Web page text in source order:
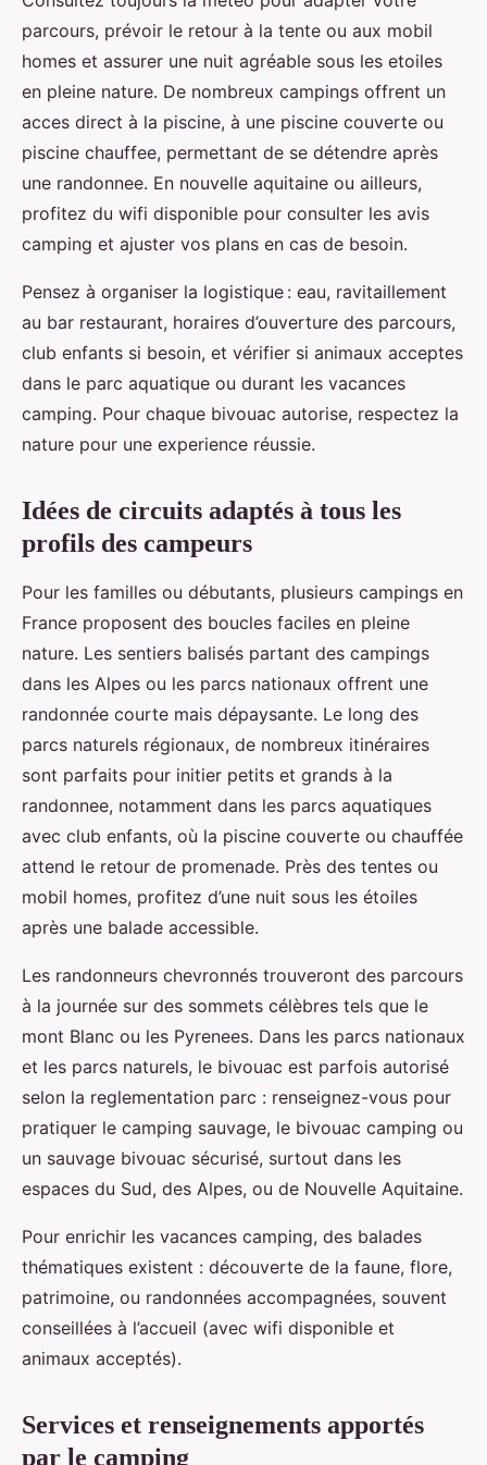
parcours, prévoir le retour à la tente ou aux mobil
homes et assurer une nuit agréable sous les etoiles
en pleine nature. De nombreux campings offrent un
acces direct à la piscine, à une piscine couverte ou
piscine chauffee, permettant de se détendre après
une randonnee. En nouvelle aquitaine ou ailleurs,
profitez du wifi disponible pour consulter les avis
camping et ajuster vos plans en cas de besoin.
Pensez à organiser la logistique : eau, ravitaillement
au bar restaurant, horaires d’ouverture des parcours,
club enfants si besoin, et vérifier si animaux acceptes
dans le parc aquatique ou durant les vacances
camping. Pour chaque bivouac autorise, respectez la
nature pour une experience réussie.
Idées de circuits adaptés à tous les
profils des campeurs
Pour les familles ou débutants, plusieurs campings en
France proposent des boucles faciles en pleine
nature. Les sentiers balisés partant des campings
dans les Alpes ou les parcs nationaux offrent une
randonnée courte mais dépaysante. Le long des
parcs naturels régionaux, de nombreux itinéraires
sont parfaits pour initier petits et grands à la
randonnee, notamment dans les parcs aquatiques
avec club enfants, où la piscine couverte ou chauffée
attend le retour de promenade. Près des tentes ou
mobil homes, profitez d’une nuit sous les étoiles
après une balade accessible.
Les randonneurs chevronnés trouveront des parcours
à la journée sur des sommets célèbres tels que le
mont Blanc ou les Pyrenees. Dans les parcs nationaux
et les parcs naturels, le bivouac est parfois autorisé
selon la reglementation parc : renseignez-vous pour
pratiquer le camping sauvage, le bivouac camping ou
un sauvage bivouac sécurisé, surtout dans les
espaces du Sud, des Alpes, ou de Nouvelle Aquitaine.
Pour enrichir les vacances camping, des balades
thématiques existent : découverte de la faune, flore,
patrimoine, ou randonnées accompagnées, souvent
conseillées à l’accueil (avec wifi disponible et
animaux acceptés).
Services et renseignements apportés
par le camping